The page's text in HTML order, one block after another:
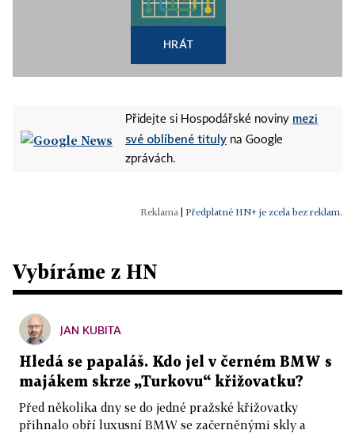
HRÁT
Přidejte si Hospodářské noviny mezi
své oblíbené tituly na Google
zprávách.
Předplatné HN+ je zcela bez reklam.
Vybíráme z HN
JAN KUBITA
Hledá se papaláš. Kdo jel v černém BMW s
majákem skrze „Turkovu“ křižovatku?
Před několika dny se do jedné pražské křižovatky
přihnalo obří luxusní BMW se začerněnými skly a